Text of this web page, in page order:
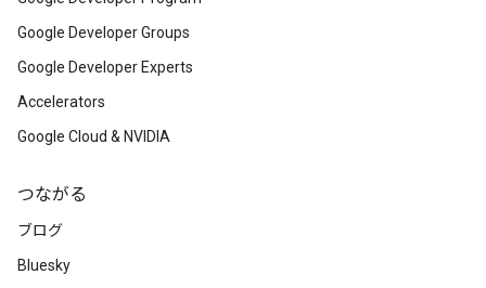
Google Developer Groups
Google Developer Experts
Accelerators
Google Cloud & NVIDIA
つながる
ブログ
Bluesky